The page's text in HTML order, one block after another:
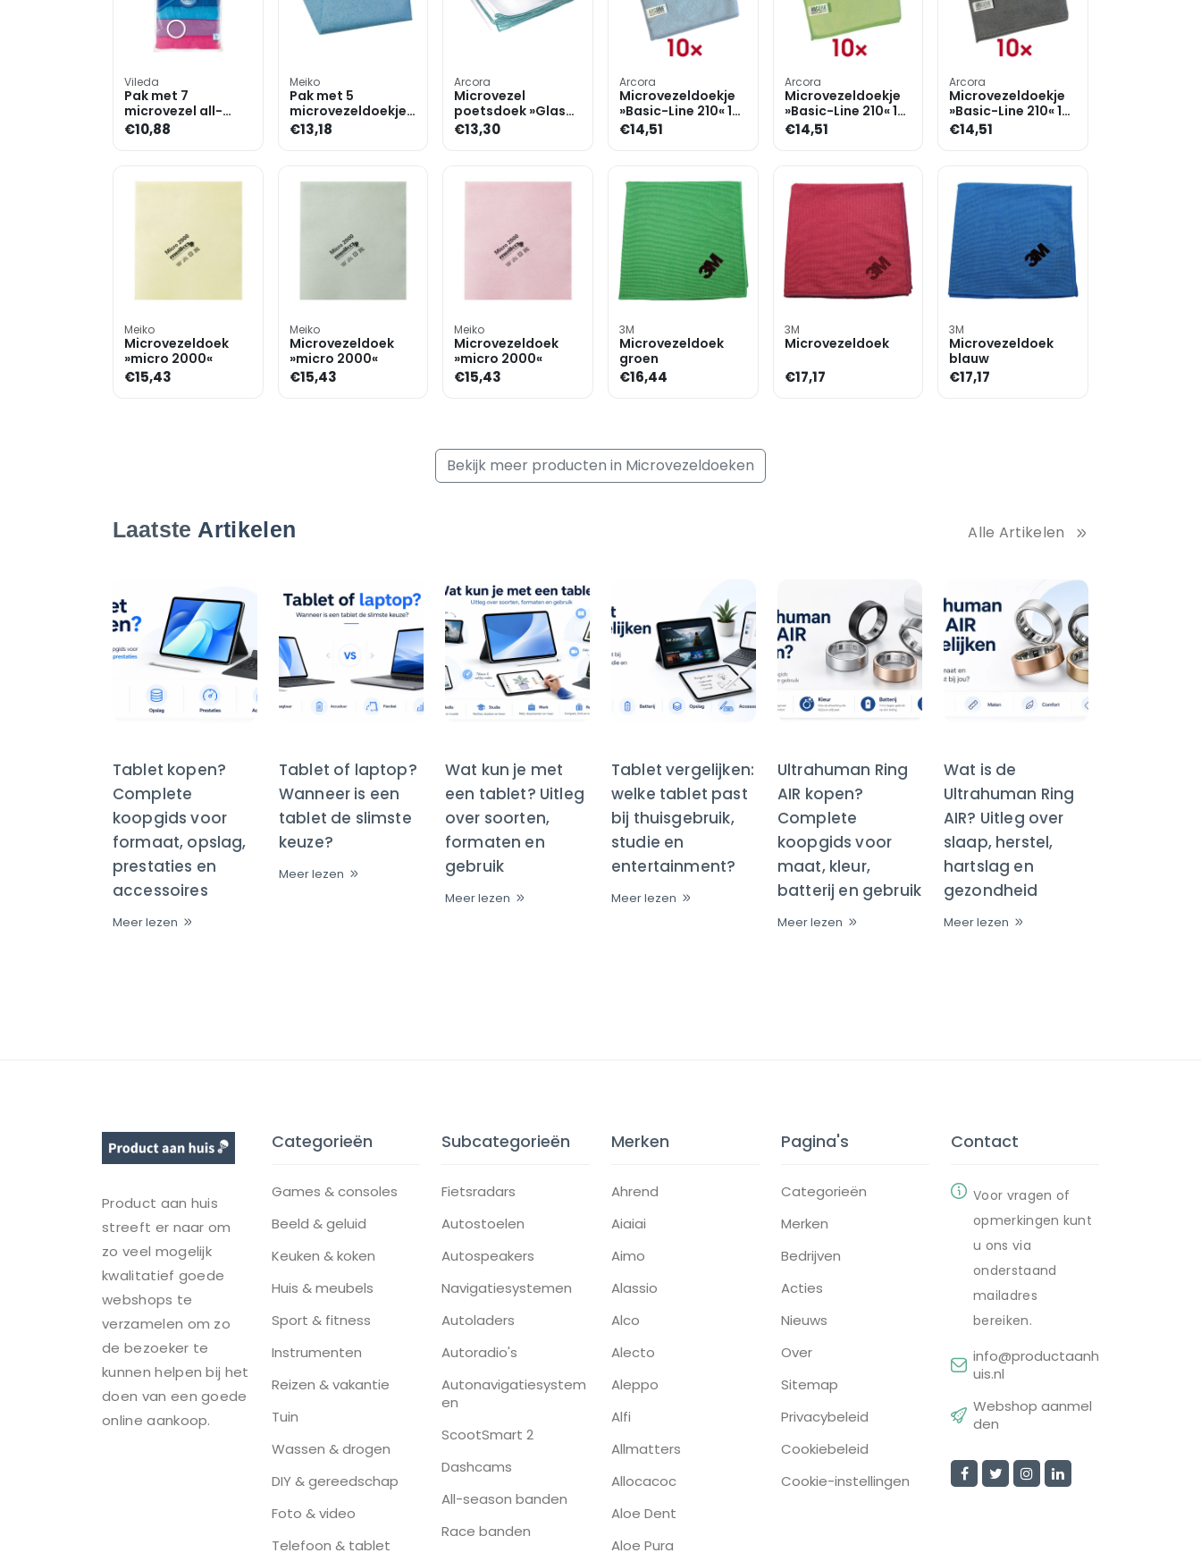
Vileda
Pak met 7
microvezel all-
purpose doeken
»Colors«
€10,88
Meiko
Pak met 5
microvezeldoekjes
»Prima S«
€13,18
Arcora
Microvezel
poetsdoek »Glass-
Shine«
€13,30
Arcora
Microvezeldoekje
»Basic-Line 210« 10
stuks
€14,51
Arcora
Microvezeldoekje
»Basic-Line 210« 10
stuks
€14,51
Arcora
Microvezeldoekje
»Basic-Line 210« 10
stuks
€14,51
Meiko
Microvezeldoek
»micro 2000«
€15,43
Meiko
Microvezeldoek
»micro 2000«
€15,43
Meiko
Microvezeldoek
»micro 2000«
€15,43
3M
Microvezeldoek
groen
€16,44
3M
Microvezeldoek
€17,17
3M
Microvezeldoek
blauw
€17,17
Bekijk meer producten in Microvezeldoeken
Laatste Artikelen Alle Artikelen
Tablet kopen?
Complete
koopgids voor
formaat, opslag,
prestaties en
accessoires
Meer lezen
Tablet of laptop?
Wanneer is een
tablet de slimste
keuze?
Meer lezen
Wat kun je met
een tablet? Uitleg
over soorten,
formaten en
gebruik
Meer lezen
Tablet vergelijken:
welke tablet past
bij thuisgebruik,
studie en
entertainment?
Meer lezen
Ultrahuman Ring
AIR kopen?
Complete
koopgids voor
maat, kleur,
batterij en gebruik
Meer lezen
Wat is de
Ultrahuman Ring
AIR? Uitleg over
slaap, herstel,
hartslag en
gezondheid
Meer lezen
Product aan huis
streeft er naar om
zo veel mogelijk
kwalitatief goede
webshops te
verzamelen om zo
de bezoeker te
kunnen helpen bij het
doen van een goede
online aankoop.
Categorieën
Games & consoles
Beeld & geluid
Keuken & koken
Huis & meubels
Sport & fitness
Instrumenten
Reizen & vakantie
Tuin
Wassen & drogen
DIY & gereedschap
Foto & video
Telefoon & tablet
Subcategorieën
Fietsradars
Autostoelen
Autospeakers
Navigatiesystemen
Autoladers
Autoradio's
Autonavigatiesystem
en
ScootSmart 2
Dashcams
All-season banden
Race banden
Merken
Ahrend
Aiaiai
Aimo
Alassio
Alco
Alecto
Aleppo
Alfi
Allmatters
Allocacoc
Aloe Dent
Aloe Pura
Pagina's
Categorieën
Merken
Bedrijven
Acties
Nieuws
Over
Sitemap
Privacybeleid
Cookiebeleid
Cookie-instellingen
Contact
Voor vragen of
opmerkingen kunt
u ons via
onderstaand
mailadres
bereiken.
info@productaanh
uis.nl
Webshop aanmel
den